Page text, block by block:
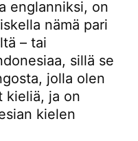
englanniksi, on
nämä pari
– tai
sillä se
jolla olen
kieliä, ja on
kielen